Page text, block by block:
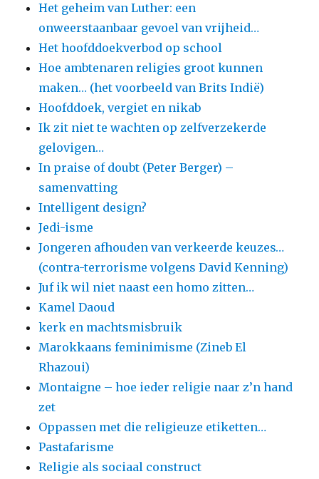
Het geheim van Luther: een
onweerstaanbaar gevoel van vrijheid…
Het hoofddoekverbod op school
Hoe ambtenaren religies groot kunnen
maken… (het voorbeeld van Brits Indië)
Hoofddoek, vergiet en nikab
Ik zit niet te wachten op zelfverzekerde
gelovigen…
In praise of doubt (Peter Berger) –
samenvatting
Intelligent design?
Jedi-isme
Jongeren afhouden van verkeerde keuzes…
(contra-terrorisme volgens David Kenning)
Juf ik wil niet naast een homo zitten…
Kamel Daoud
kerk en machtsmisbruik
Marokkaans feminimisme (Zineb El
Rhazoui)
Montaigne – hoe ieder religie naar z’n hand
zet
Oppassen met die religieuze etiketten…
Pastafarisme
Religie als sociaal construct